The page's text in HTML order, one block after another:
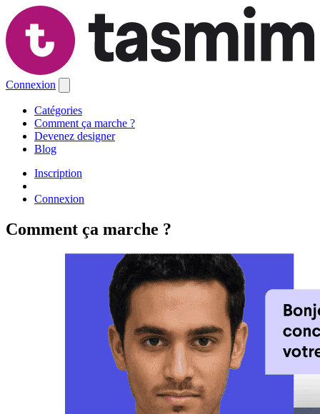
Connexion
Catégories
Comment ça marche ?
Devenez designer
Blog
Inscription
Connexion
Comment ça marche ?